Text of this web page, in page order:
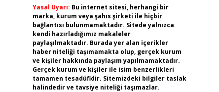
Yasal Uyarı: Bu internet sitesi, herhangi bir
marka, kurum veya şahıs şirketi ile hiçbir
bağlantısı bulunmamaktadır. Sitede yalnızca
kendi hazırladığımız makaleler
paylaşılmaktadır. Burada yer alan içerikler
haber niteliği taşımamakta olup, gerçek kurum
ve kişiler hakkında paylaşım yapılmamaktadır.
Gerçek kurum ve kişiler ile isim benzerlikleri
tamamen tesadüfidir. Sitemizdeki bilgiler taslak
halindedir ve tavsiye niteliği taşımazlar.